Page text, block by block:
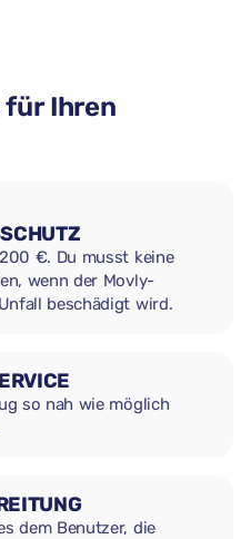
Ihren
€. Du musst keine
wenn der Movly-
beschädigt wird.
so nah wie möglich
dem Benutzer, die